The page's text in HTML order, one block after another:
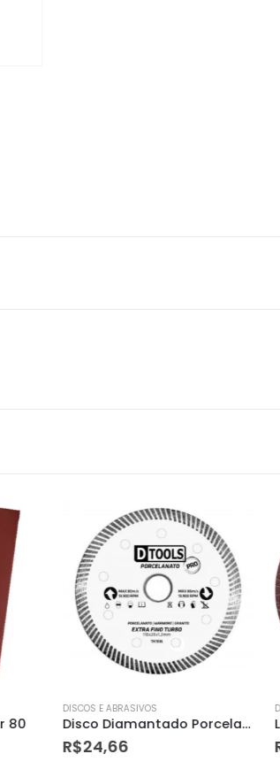
E ABRASIVOS
Disco Diamantado Porcelanato Pro 4.3/8 Dtools
DISCOS E ABRASIVOS